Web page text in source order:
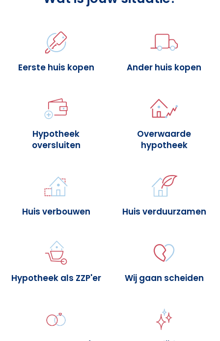
Eerste huis kopen Ander huis kopen
Hypotheek
oversluiten
Overwaarde
hypotheek
Huis verbouwen Huis verduurzamen
Hypotheek als ZZP'er Wij gaan scheiden